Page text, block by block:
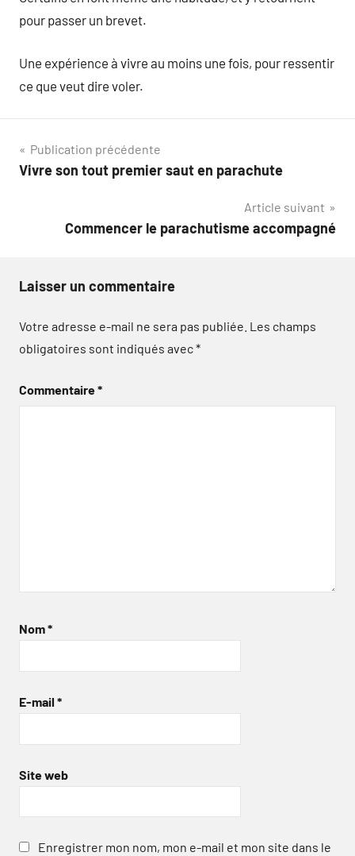
pour passer un brevet.
Une expérience à vivre au moins une fois, pour ressentir
ce que veut dire voler.
Navigation
de
Publication précédente
Vivre son tout premier saut en parachute
Article suivant
Commencer le parachutisme accompagné
Laisser un commentaire
Votre adresse e-mail ne sera pas publiée. Les champs
obligatoires sont indiqués avec*
Commentaire*
Nom*
E-mail *
Site web
Enregistrer mon nom, mon e-mail et mon site dans le